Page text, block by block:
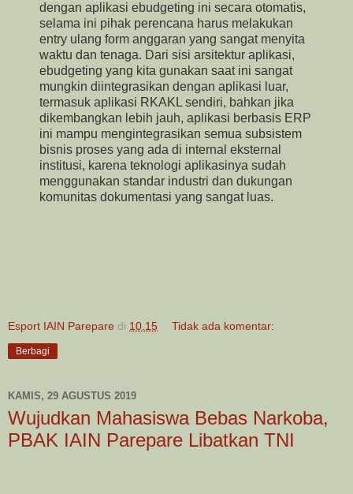
dengan aplikasi ebudgeting ini secara otomatis,
selama ini pihak perencana harus melakukan
entry ulang form anggaran yang sangat menyita
waktu dan tenaga. Dari sisi arsitektur aplikasi,
ebudgeting yang kita gunakan saat ini sangat
mungkin diintegrasikan dengan aplikasi luar,
termasuk aplikasi RKAKL sendiri, bahkan jika
dikembangkan lebih jauh, aplikasi berbasis ERP
ini mampu mengintegrasikan semua subsistem
bisnis proses yang ada di internal eksternal
institusi, karena teknologi aplikasinya sudah
menggunakan standar industri dan dukungan
komunitas dokumentasi yang sangat luas.
Esport IAIN Parepare di 10.15 Tidak ada komentar:
Berbagi
KAMIS, 29 AGUSTUS 2019
Wujudkan Mahasiswa Bebas Narkoba,
PBAK IAIN Parepare Libatkan TNI